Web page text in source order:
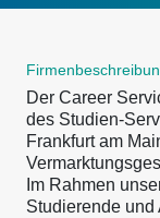
Der Career
des Studien-
Frankfurt am
Im Rahmen
Studierende